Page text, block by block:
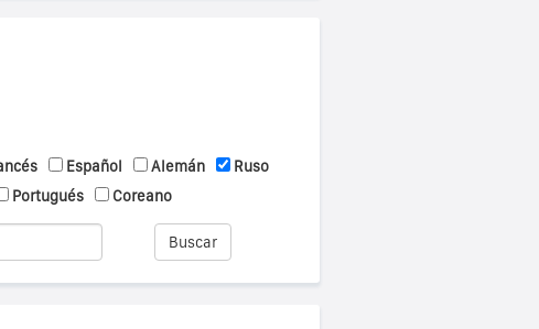
Español Alemán
Ruso
Portugués Coreano
Buscar